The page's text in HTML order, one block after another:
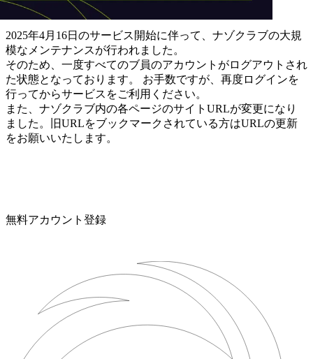
2025年4月16日のサービス開始に伴って、ナゾクラブの大規
模なメンテナンスが行われました。
そのため、一度すべてのブ員のアカウントがログアウトされ
た状態となっております。 お手数ですが、再度ログインを
行ってからサービスをご利用ください。
また、ナゾクラブ内の各ページのサイトURLが変更になり
ました。旧URLをブックマークされている方はURLの更新
をお願いいたします。
無料アカウント登録